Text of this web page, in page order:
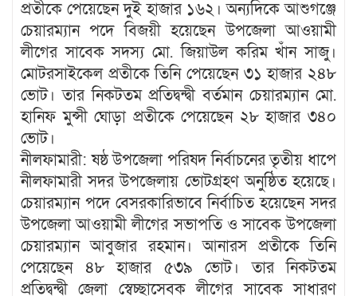
প্রতীকে পেয়েছেন দুই হাজার ১৬২। অন্যদিকে আশুগঞ্জে
চেয়ারম্যান পদে বিজয়ী হয়েছেন উপজেলা আওয়ামী
লীগের সাবেক সদস্য মো. জিয়াউল করিম খাঁন সাজু।
মোটরসাইকেল প্রতীকে তিনি পেয়েছেন ৩১ হাজার ২৪৮
ভোট। তার নিকটতম প্রতিদ্বন্দ্বী বর্তমান চেয়ারম্যান মো.
হানিফ মুন্সী ঘোড়া প্রতীকে পেয়েছেন ২৮ হাজার ৩৪০
ভোট।
নীলফামারী: ষষ্ঠ উপজেলা পরিষদ নির্বাচনের তৃতীয় ধাপে
নীলফামারী সদর উপজেলায় ভোটগ্রহণ অনুষ্ঠিত হয়েছে।
চেয়ারম্যান পদে বেসরকারিভাবে নির্বাচিত হয়েছেন সদর
উপজেলা আওয়ামী লীগের সভাপতি ও সাবেক উপজেলা
চেয়ারম্যান আবুজার রহমান। আনারস প্রতীকে তিনি
পেয়েছেন ৪৮ হাজার ৫৩৯ ভোট। তার নিকটতম
প্রতিদ্বন্দ্বী জেলা স্বেচ্ছাসেবক লীগের সাবেক সাধারণ